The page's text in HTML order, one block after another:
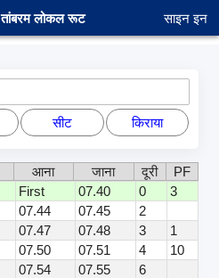
लोकल रूट साइन इन
सीट किराया
आना जाना दूरी
PF
First 07.40 0
3
07.44 07.45
2
07.47 07.48 3
1
07.50 07.51 4
10
07.54 07.55
6